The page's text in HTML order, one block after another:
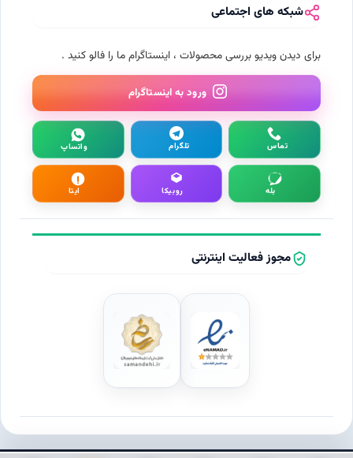
شبکه های اجتماعی
برای دیدن ویدیو بررسی محصولات ، اینستاگرام ما را فالو کنید .
ورود به اینستاگرام
تماس تلگرام واتساپ
بله روبیکا ایتا
مجوز فعالیت اینترنتی